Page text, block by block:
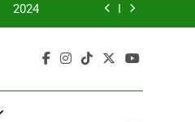
2024